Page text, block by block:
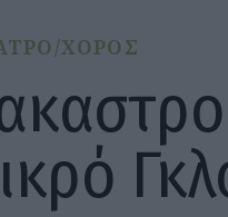
ΧΟΡΟΣ